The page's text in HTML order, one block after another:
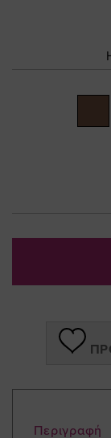
Περιγραφή